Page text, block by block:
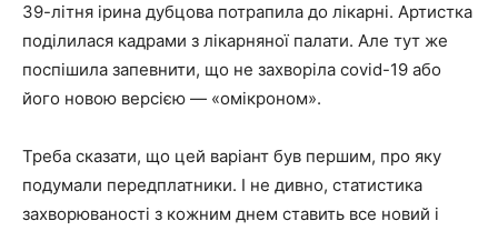
39-літня ірина дубцова потрапила до лікарні. Артистка
поділилася кадрами з лікарняної палати. Але тут же
поспішила запевнити, що не захворіла covid-19 або
його новою версією — «омікроном».
Треба сказати, що цей варіант був першим, про яку
подумали передплатники. І не дивно, статистика
захворюваності з кожним днем ставить все новий і